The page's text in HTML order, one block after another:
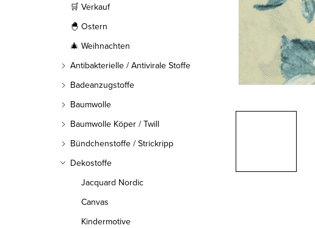
🛒 Verkauf
🐣 Ostern
🎄 Weihnachten
Antibakterielle / Antivirale Stoffe
Badeanzugstoffe
Baumwolle
Baumwolle Köper / Twill
Bündchenstoffe / Strickripp
Dekostoffe
Jacquard Nordic
Canvas
Kindermotive